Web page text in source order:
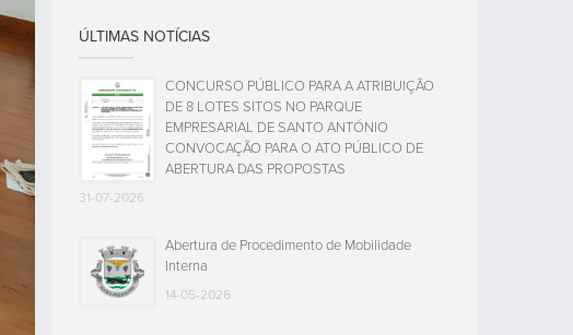
ÚLTIMAS NOTÍCIAS
CONCURSO PÚBLICO PARA A ATRIBUIÇÃO
DE 8 LOTES SITOS NO PARQUE
EMPRESARIAL DE SANTO ANTÓNIO
CONVOCAÇÃO PARA O ATO PÚBLICO DE
ABERTURA DAS PROPOSTAS
31-07-2026
Abertura de Procedimento de Mobilidade
Interna
14-05-2026